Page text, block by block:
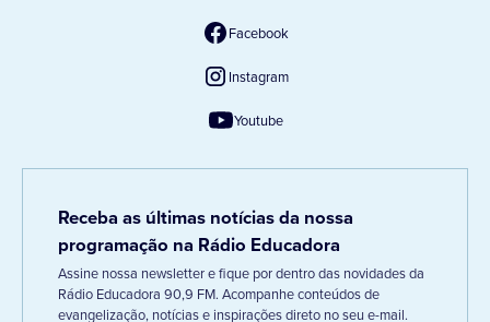
Facebook
Instagram
Youtube
Receba as últimas notícias da nossa
programação na Rádio Educadora
Assine nossa newsletter e fique por dentro das novidades da
Rádio Educadora 90,9 FM. Acompanhe conteúdos de
evangelização, notícias e inspirações direto no seu e-mail.